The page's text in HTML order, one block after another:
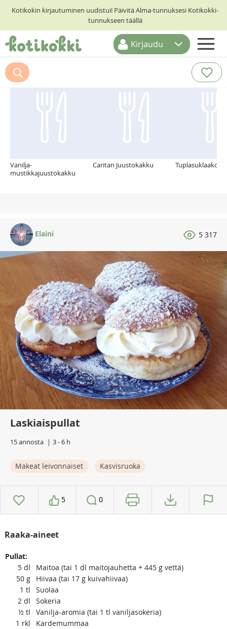
Kotikokin kirjautuminen uudistui! Päivitä Alma-tunnuksesi Kotikokki-
tunnukseen täällä
ETUSIVU
RESEPTIHAKU
Kirjaudu
Suosittelemme myös
Vanilja-
mustikkajuustokakku
Caritan Juustokakku
Elaini 5 317
Laskiaispullat
15 annosta 3 - 6 h
Makeat leivonnaiset Kasvisruoka
5 0
Raaka-aineet
Pullat:
5 dl
Maitoa (tai 1 dl maitojauhetta + 445 g vettä)
50 g
Hiivaa (tai 17 g kuivahiivaa)
1 tl
Suolaa
2 dl
Sokeria
½ tl
Vanilja-aromia (tai 1 tl vaniljasokeria)
1 rkl
Kardemummaa